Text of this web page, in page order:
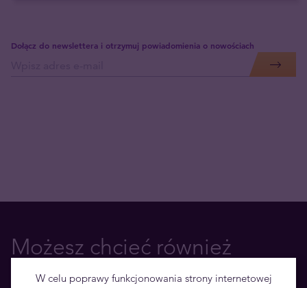
Dołącz do newslettera i otrzymuj powiadomienia o nowościach
Możesz chcieć również
przeczytać
W celu poprawy funkcjonowania strony internetowej